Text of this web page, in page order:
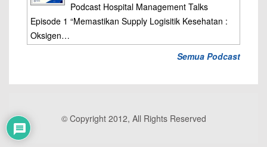
Podcast Hospital Management Talks
Episode 1 “Memastikan Supply Logisitik Kesehatan :
Oksigen…
Semua Podcast
© Copyright 2012, All Rights Reserved